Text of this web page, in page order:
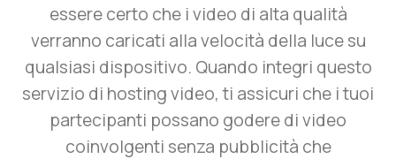
essere certo che i video di alta qualità
verranno caricati alla velocità della luce su
qualsiasi dispositivo. Quando integri questo
servizio di hosting video, ti assicuri che i tuoi
partecipanti possano godere di video
coinvolgenti senza pubblicità che